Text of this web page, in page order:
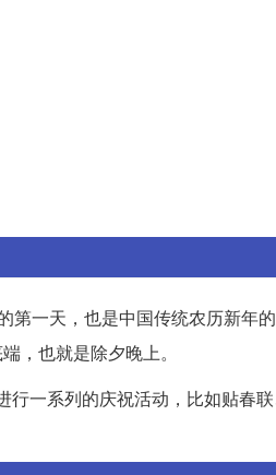
第一天，也是中国传统农历新年
，也就是除夕晚上。
一系列的庆祝活动，比如贴春